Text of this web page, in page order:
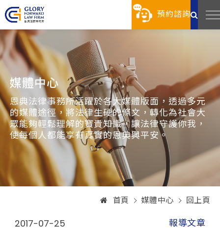
預約諮詢
媒體中心
恩典法律事務所活躍於各大媒體版面，透過多元
的媒體途徑，將法律生硬的條文，轉化為社會大
眾能夠輕鬆理解的寶貴知識，讓法律守護你我，
使每個人都能享有真實的恩典與平安。
首頁 媒體中心 回上頁
2017-07-25 報導文章